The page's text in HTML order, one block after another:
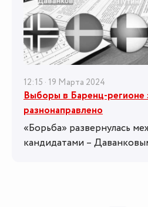
12:15 · 19 Марта 2024
Выборы в Баренц-регионе
разнонаправлено
«Борьба» развернулась
кандидатами –